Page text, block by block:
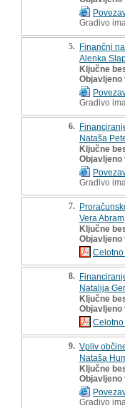
Gradivo
5. Finančni
Alenka
Ključne
Objavljeno
Gradivo
6.
Nataša
Ključne
Objavljeno
Gradivo
7.
Vera Abram
Ključne
Objavljeno
8.
Natalija
Ključne
Objavljeno
9. Vpliv
Nataša
Ključne
Objavljeno
Gradivo